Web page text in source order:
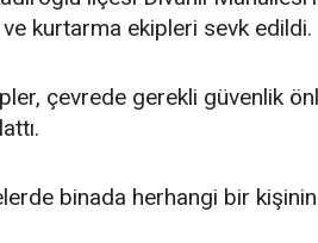
kurtarma ekipleri sevk edildi.
çevrede gerekli güvenlik
binada herhangi bir